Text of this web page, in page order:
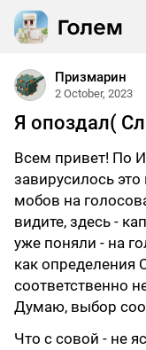
Призмарин
2 October, 2023
Я опоздал(
Всем привет! По
завирусилось
мобов на
видите, здесь -
уже поняли - на
как определения
соответственно
Думаю, выбор
Что с совой - не